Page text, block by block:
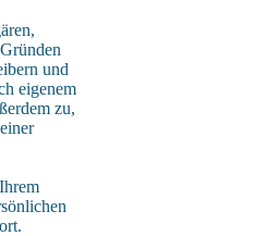
und
eigenem
zu,